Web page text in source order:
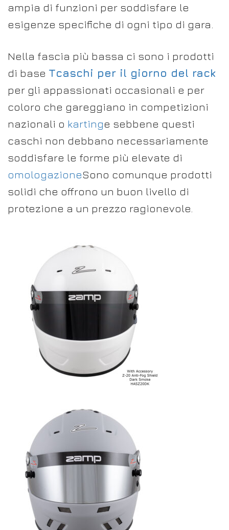
ampia di funzioni per soddisfare le
esigenze specifiche di ogni tipo di gara.
Nella fascia più bassa ci sono i prodotti
di base Tcaschi per il giorno del rack
per gli appassionati occasionali e per
coloro che gareggiano in competizioni
nazionali o kartinge sebbene questi
caschi non debbano necessariamente
soddisfare le forme più elevate di
omologazioneSono comunque prodotti
solidi che offrono un buon livello di
protezione a un prezzo ragionevole.